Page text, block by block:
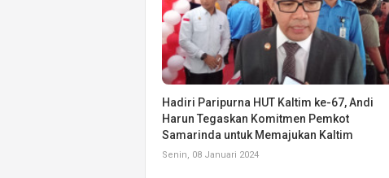
Hadiri Paripurna HUT Kaltim ke-67, Andi
Harun Tegaskan Komitmen Pemkot
Samarinda untuk Memajukan Kaltim
Senin, 08 Januari 2024